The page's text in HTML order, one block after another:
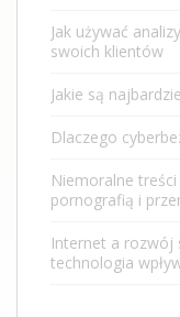
Jak używać
swoich klientów
Jakie są
Dlaczego
Niemoralne
pornografią i
Internet a rozwój
technologia